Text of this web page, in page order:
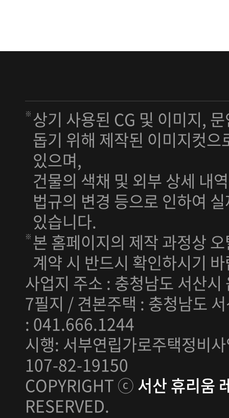
상기 사용된 CG 및 이미지,
돕기 위해 제작된 이미지컷
있으며,
건물의 색채 및 외부 상세 내
법규의 변경 등으로 인하여
있습니다.
본 홈페이지의 제작 과정상
계약 시 반드시 확인하시기
사업지 주소 : 충청남도 서산
7필지 / 견본주택 : 충청남도
: 041.666.1244
시행: 서부연립가로주택정비
107-82-19150
COPYRIGHT ⓒ서산 휴리움
RESERVED.